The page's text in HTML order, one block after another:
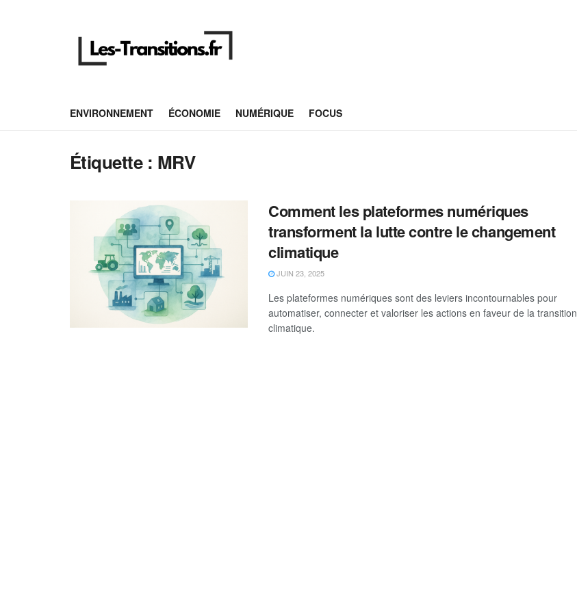
ENVIRONNEMENT ÉCONOMIE NUMÉRIQUE FOCUS
Étiquette : MRV
Comment les plateformes numériques
transforment la lutte contre le changement
climatique
JUIN 23, 2025
Les plateformes numériques sont des leviers incontournables pour
automatiser, connecter et valoriser les actions en faveur de la transition
climatique.